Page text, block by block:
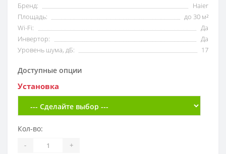
Бренд:
Haier
Площадь:
до 30 м²
Wi-Fi:
Да
Инвертор:
Да
Уровень шума, дБ:
17
Доступные опции
Установка
Кол-во:
- +